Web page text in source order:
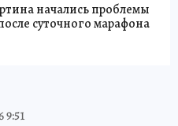
начались проблемы
суточного марафона
9:51